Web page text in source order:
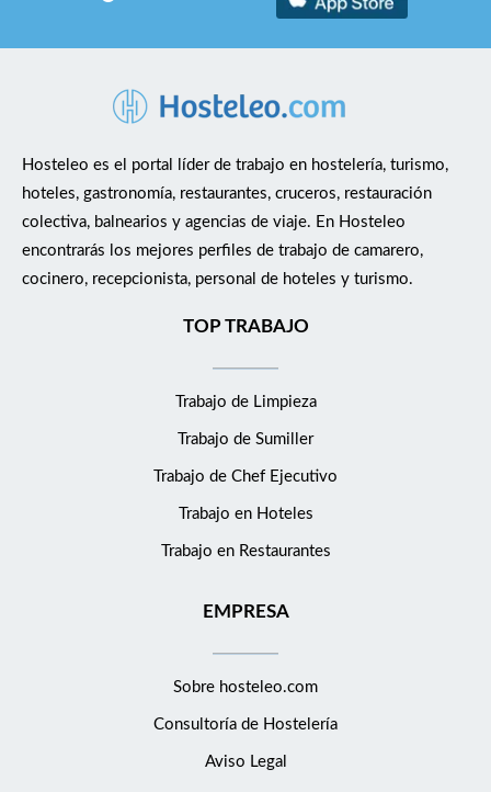
Hosteleo es el portal líder de trabajo en hostelería, turismo,
hoteles, gastronomía, restaurantes, cruceros, restauración
colectiva, balnearios y agencias de viaje. En Hosteleo
encontrarás los mejores perfiles de trabajo de camarero,
cocinero, recepcionista, personal de hoteles y turismo.
TOP TRABAJO
Trabajo de Limpieza
Trabajo de Sumiller
Trabajo de Chef Ejecutivo
Trabajo en Hoteles
Trabajo en Restaurantes
EMPRESA
Sobre hosteleo.com
Consultoría de Hostelería
Aviso Legal